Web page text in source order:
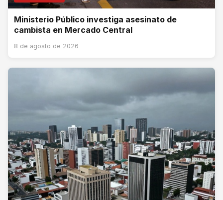
Ministerio Público investiga asesinato de
cambista en Mercado Central
8 de agosto de 2026